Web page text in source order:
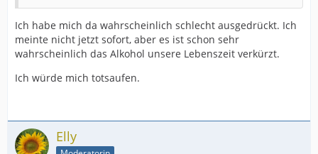
Ich habe mich da wahrscheinlich schlecht ausgedrückt. Ich
meinte nicht jetzt sofort, aber es ist schon sehr
wahrscheinlich das Alkohol unsere Lebenszeit verkürzt.
Ich würde mich totsaufen.
Elly